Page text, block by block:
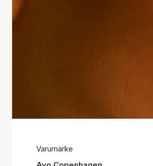
Varumärke